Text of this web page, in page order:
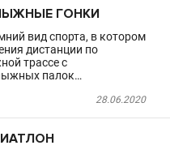
ГОНКИ
вид спорта, в котором
дистанции по
трассе с
палок…
28.06.2020